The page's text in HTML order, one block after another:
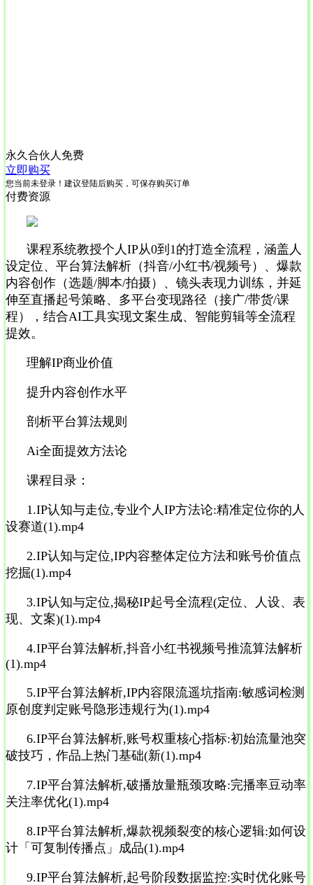
永久合伙人 免费
立即购买
您当前未登录！建议登陆后购买，可保存购买订单
付费资源
课程系统教授个人IP从0到1的打造全流程，涵盖人
设定位、平台算法解析（抖音/小红书/视频号）、爆款
内容创作（选题/脚本/拍摄）、镜头表现力训练，并延
伸至直播起号策略、多平台变现路径（接广/带货/课
程），结合AI工具实现文案生成、智能剪辑等全流程
提效。
理解IP商业价值
提升内容创作水平
剖析平台算法规则
Ai全面提效方法论
课程目录：
1.IP认知与走位,专业个人IP方法论:精准定位你的人
设赛道(1).mp4
2.IP认知与定位,IP内容整体定位方法和账号价值点
挖掘(1).mp4
3.IP认知与定位,揭秘IP起号全流程(定位、人设、表
现、文案)(1).mp4
4.IP平台算法解析,抖音小红书视频号推流算法解析
(1).mp4
5.IP平台算法解析,IP内容限流遥坑指南:敏感词检测
原创度判定账号隐形违规行为(1).mp4
6.IP平台算法解析,账号权重核心指标:初始流量池突
破技巧，作品上热门基础(新(1).mp4
7.IP平台算法解析,破播放量瓶颈攻略:完播率豆动率
关注率优化(1).mp4
8.IP平台算法解析,爆款视频裂变的核心逻辑:如何设
计「可复制传播点」成品(1).mp4
9.IP平台算法解析,起号阶段数据监控:实时优化账号